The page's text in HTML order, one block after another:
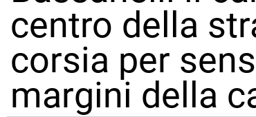
centro della
corsia per
margini della